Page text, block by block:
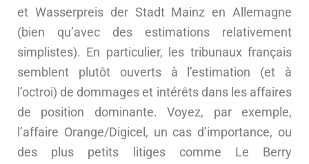
et Wasserpreis der Stadt Mainz en Allemagne
(bien qu’avec des estimations relativement
simplistes). En particulier, les tribunaux français
semblent plutôt ouverts à l’estimation (et à
l’octroi) de dommages et intérêts dans les affaires
de position dominante. Voyez, par exemple,
l’affaire Orange/Digicel, un cas d’importance, ou
des plus petits litiges comme Le Berry